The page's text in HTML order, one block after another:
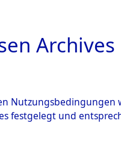
Archives
Nutzungsbedingungen
festgelegt und